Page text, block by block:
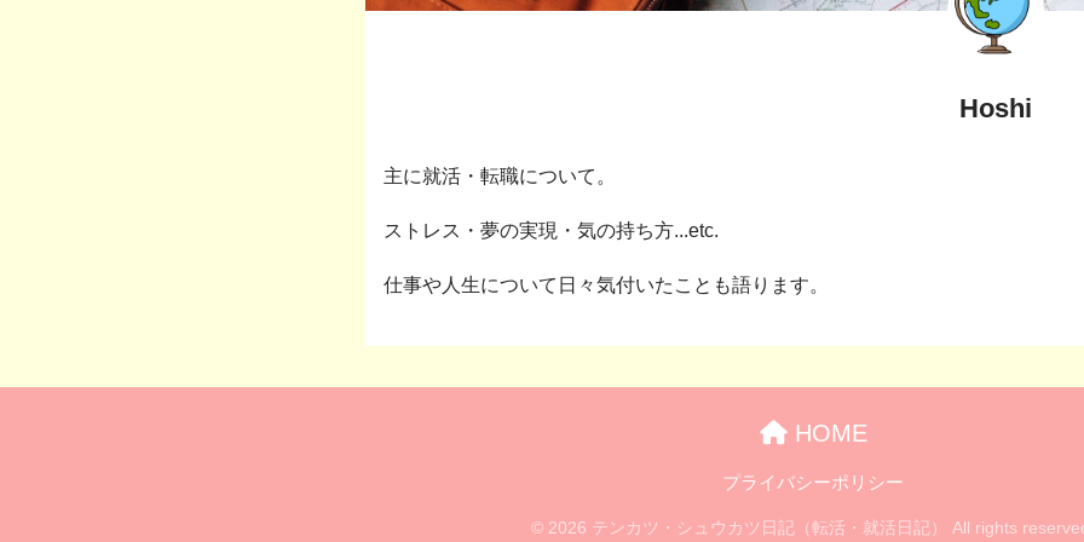
Hoshi
主に就活・転職について。
ストレス・夢の実現・気の持ち方...etc.
仕事や人生について日々気付いたことも語ります。
HOME
プライバシーポリシー
© 2026 テンカツ・シュウカツ日記（転活・就活日記） All rights